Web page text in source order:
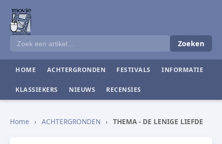
Zoeken
HOME ACHTERGRONDEN FESTIVALS INFORMATIE
KLASSIEKERS NIEUWS RECENSIES
Home › ACHTERGRONDEN › THEMA - DE LENIGE LIEFDE